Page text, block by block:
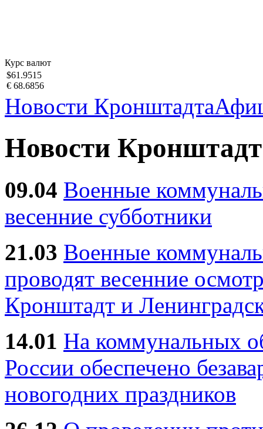
Курс валют
$61.9515
€ 68.6856
Новости Кронштадта
Новости
09.04 Военные
весенние субботники
21.03 Военные
проводят весенние
Кронштадт и
14.01 На коммунальных
России обеспечено
новогодних праздников